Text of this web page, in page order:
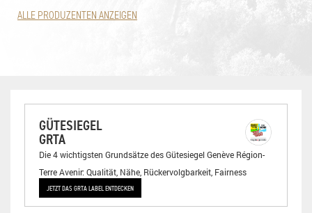
ALLE PRODUZENTEN ANZEIGEN
GÜTESIEGEL
GRTA
Die 4 wichtigsten Grundsätze des Gütesiegel Genève Région-
Terre Avenir: Qualität, Nähe, Rückervolgbarkeit, Fairness
JETZT DAS GRTA LABEL ENTDECKEN